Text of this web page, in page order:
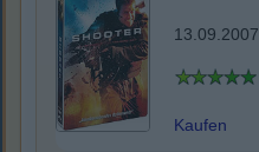
13.09.2007
Kaufen